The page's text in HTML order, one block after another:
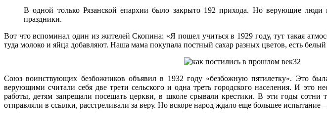
В одной только Рязанской епархии было закрыто 192 прихода. Но верующие люди
праздники.
Вот что вспоминал один из жителей Скопина: «Я пошел учиться в 1929 году, тут такая
туда молоко и яйца добавляют. Наша мама покупала постный сахар разных цветов, есть белый
Союз воинствующих безбожников объявил в 1932 году «безбожную пятилетку». Это
верующими считали себя две трети сельского и одна треть городского населения. И это
работы, детям запрещали посещать церкви, в школе срывали крестики. В эти годы
отправляли в ссылки, расстреливали за веру. Но вскоре народ ждало еще большее испытание